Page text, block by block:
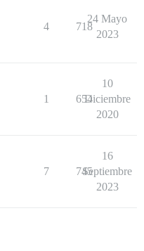
4 718
24 Mayo
2023
1 654
10
Diciembre
2020
7 745
16
Septiembre
2023